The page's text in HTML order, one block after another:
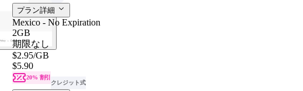
プラン詳細
Mexico - No Expiration
2GB
期限なし
$2.95/GB
$5.90
20% 割引
クレジット式